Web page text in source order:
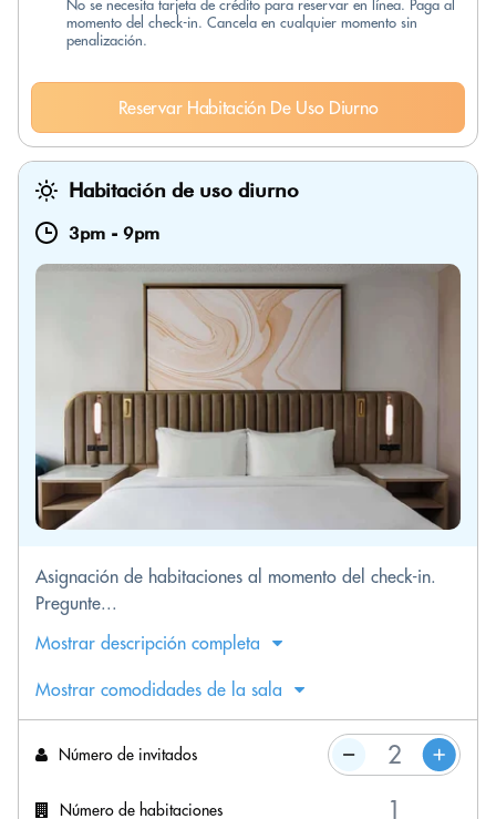
No se necesita tarjeta de crédito para reservar en línea. Paga al
momento del check-in. Cancela en cualquier momento sin
penalización.
Reservar Habitación De Uso Diurno
Habitación de uso diurno
3pm - 9pm
Asignación de habitaciones al momento del check-in.
Pregunte...
Mostrar descripción completa
Mostrar comodidades de la sala
Número de invitados
Número de habitaciones